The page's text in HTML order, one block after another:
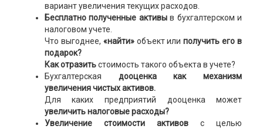
вариант увеличения текущих расходов.
Бесплатно полученные активыв бухгалтерском и
налоговом учете.
Что выгоднее, «найти»объект илиполучить его в
подарок?
Как отразитьстоимость такого объекта в учете?
Бухгалтерская дооценка как механизм
увеличения чистых активов.
Для каких предприятий дооценка может
увеличить налоговые расходы?
Увеличение стоимости активовс целью